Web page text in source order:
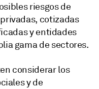
riesgos de
cotizadas
y entidades
gama de sectores.
considerar los
y de